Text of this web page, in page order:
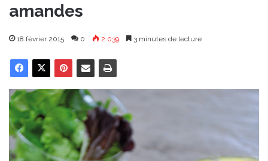
amandes
18 février 2015 0 2 039 3 minutes de lecture